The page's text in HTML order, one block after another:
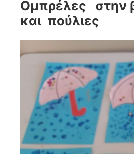
Ομπρέλες στην
και πούλιες